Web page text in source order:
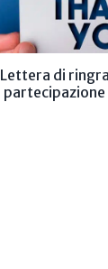
Lettera di
partecipazione